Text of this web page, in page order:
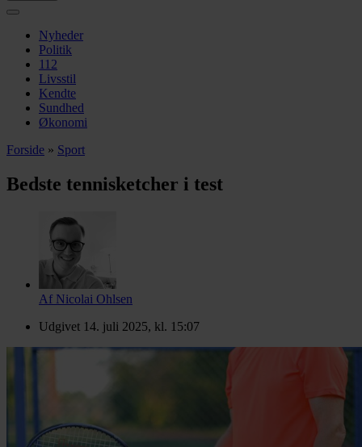
Nyheder
Politik
112
Livsstil
Kendte
Sundhed
Økonomi
Forside » Sport
Bedste tennisketcher i test
Af Nicolai Ohlsen
Udgivet 14. juli 2025, kl. 15:07